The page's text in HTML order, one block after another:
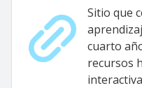
Sitio que
cuarto
recursos